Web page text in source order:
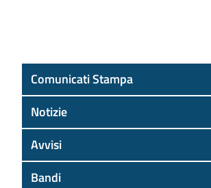
Comunicati Stampa
Notizie
Avvisi
Bandi